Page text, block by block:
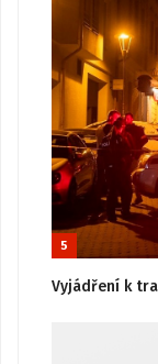
5
Vyjádření k